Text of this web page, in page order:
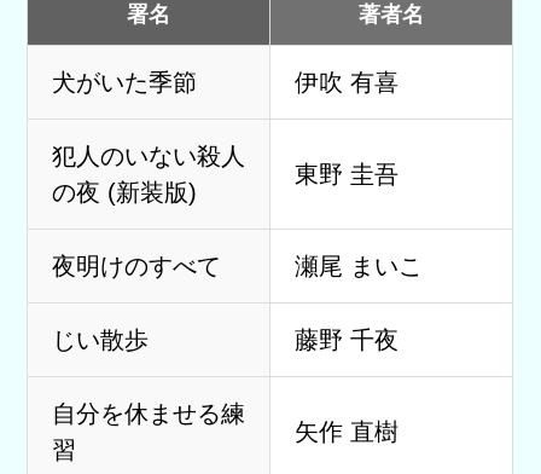
署名 著者名
犬がいた季節 伊吹 有喜
犯人のいない殺人
の夜 (新装版)
東野 圭吾
夜明けのすべて 瀬尾 まいこ
じい散歩 藤野 千夜
自分を休ませる練
習
矢作 直樹